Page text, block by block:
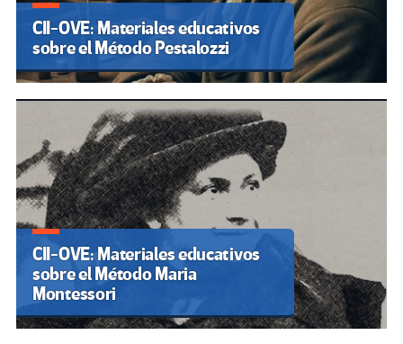
CII-OVE: Materiales educativos
sobre el Método Pestalozzi
CII-OVE: Materiales educativos
sobre el Método Maria
Montessori